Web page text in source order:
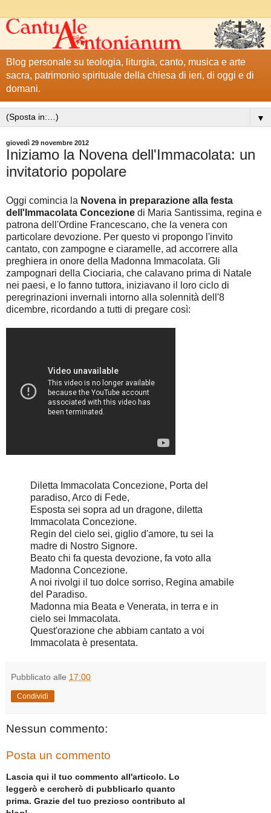
Blog personale su teologia, liturgia, canto, musica e arte
sacra, patrimonio spirituale della chiesa di ieri, di oggi e di
domani.
▼
giovedì 29 novembre 2012
Iniziamo la Novena dell'Immacolata: un
invitatorio popolare
Oggi comincia la Novena in preparazione alla festa
dell'Immacolata Concezione di Maria Santissima, regina e
patrona dell'Ordine Francescano, che la venera con
particolare devozione. Per questo vi propongo l'invito
cantato, con zampogne e ciaramelle, ad accorrere alla
preghiera in onore della Madonna Immacolata. Gli
zampognari della Ciociaria, che calavano prima di Natale
nei paesi, e lo fanno tuttora, iniziavano il loro ciclo di
peregrinazioni invernali intorno alla solennità dell'8
dicembre, ricordando a tutti di pregare così:
Diletta Immacolata Concezione, Porta del
paradiso, Arco di Fede,
Esposta sei sopra ad un dragone, diletta
Immacolata Concezione.
Regin del cielo sei, giglio d'amore, tu sei la
madre di Nostro Signore.
Beato chi fa questa devozione, fa voto alla
Madonna Concezione.
A noi rivolgi il tuo dolce sorriso, Regina amabile
del Paradiso.
Madonna mia Beata e Venerata, in terra e in
cielo sei Immacolata.
Quest'orazione che abbiam cantato a voi
Immacolata è presentata.
Pubblicato alle 17:00
Condividi
Nessun commento:
Posta un commento
Lascia qui il tuo commento all'articolo. Lo
leggerò e cercherò di pubblicarlo quanto
prima. Grazie del tuo prezioso contributo al